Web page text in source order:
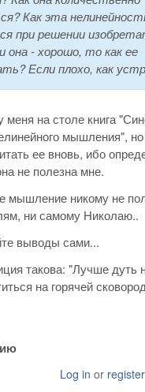
Как эта
при решении
она - хорошо, то как ее
Если плохо, как
на столе книга
мышления", но
ее вновь, ибо
не полезна мне.
мышление никому не
ни самому Николаю..
выводы сами...
такова: "Лучше дуть
на горячей
Log in or register